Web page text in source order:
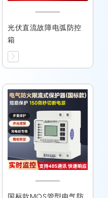
光伏直流故障电弧防控
箱